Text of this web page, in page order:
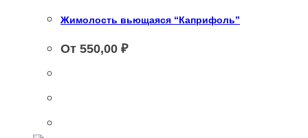
Жимолость вьющаяся “Каприфоль”
От 550,00 ₽